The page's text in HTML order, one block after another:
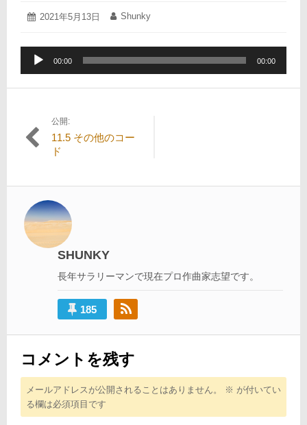
投
2021年5月13日
2021
月
13
日
投
Shunky
ー
00:00 00:00
投
稿
ビ
ゲ
ー
シ
公開:
11.5 その他のコー
ド
SHUNKY
長年サラリーマンで現在プロ作曲家志望です。
185
コメントを残す
メールアドレスが公開されることはありません。 ※ が付いてい
る欄は必須項目です